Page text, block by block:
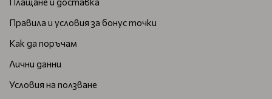
Правила и условия за бонус точки
Как да поръчам
Лични данни
Условия на ползване